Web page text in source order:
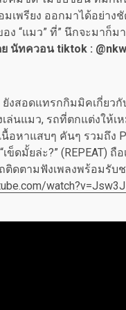
เพรียง ออกมาได้อย่าง
“แมว” ที่” นึกจะมาก็ม
ย นัทควอนtiktok :
ยังสอดแทรกกิมมิคเกี่ยวกั
ล่นแมว, รถที่ตกแต่งให้
หาแสบๆ คันๆ รวมถึง
ดมั้ยล่ะ?” (REPEAT)
ตามฟังเพลงพร้อมรับช